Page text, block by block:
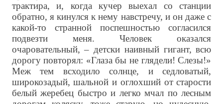
трактира, и, когда кучер выехал со станции
обратно, я кинулся к нему навстречу, и он даже с
какой-то странной поспешностью согласился
подвезти меня. Человек оказался
очаровательный, – детски наивный гигант, всю
дорогу повторял: «Глаза бы не глядели! Слезы!»
Меж тем всходило солнце, и седловатый,
широкозадый, шальной и оглохший от старости
белый жеребец быстро и легко мчал по лесным